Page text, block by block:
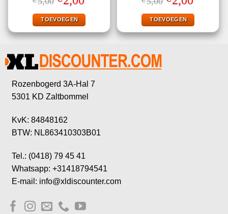
prijs
was:
€5,00.
is:
€2,00.
TOEVOEGEN
prijs
was:
€5,00.
is:
€2,00.
TOEVOEGEN
Rozenbogerd 3A-Hal 7
5301 KD Zaltbommel
KvK: 84848162
BTW: NL863410303B01
Tel.: (0418) 79 45 41
Whatsapp: +31418794541
E-mail: info@xldiscounter.com